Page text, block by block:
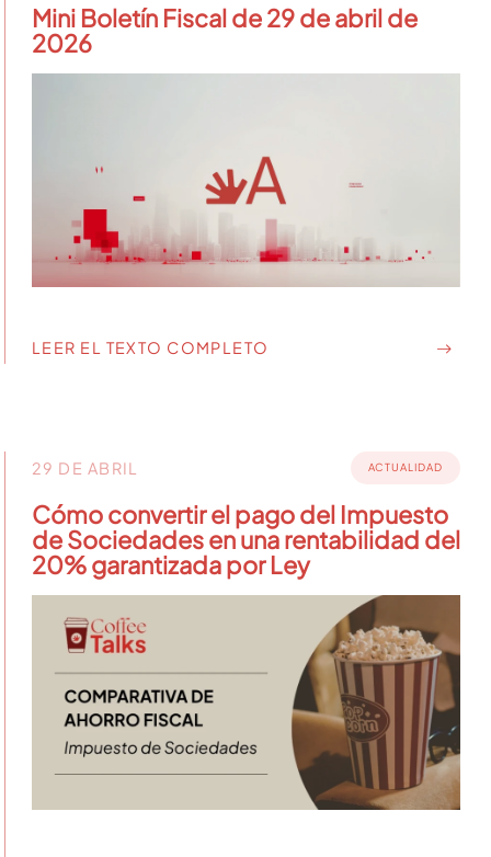
Mini Boletín Fiscal de 29 de abril de
2026
LEER EL TEXTO COMPLETO
29 DE ABRIL ACTUALIDAD
Cómo convertir el pago del Impuesto
de Sociedades en una rentabilidad del
20% garantizada por Ley